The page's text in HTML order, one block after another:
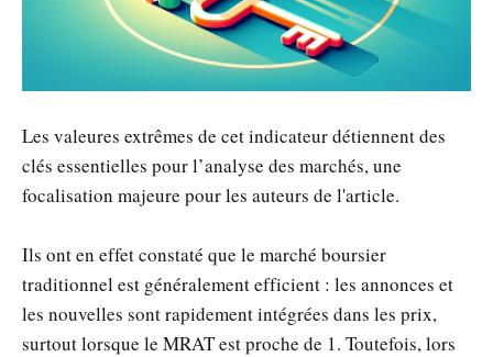
Les valeures extrêmes de cet indicateur détiennent des
clés essentielles pour l’analyse des marchés, une
focalisation majeure pour les auteurs de l'article.
Ils ont en effet constaté que le marché boursier
traditionnel est généralement efficient : les annonces et
les nouvelles sont rapidement intégrées dans les prix,
surtout lorsque le MRAT est proche de 1. Toutefois, lors